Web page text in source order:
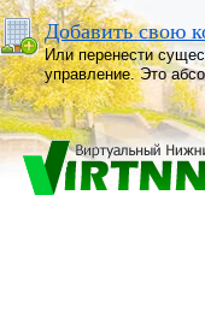
Добавить свою
Или перенести
управление. Это